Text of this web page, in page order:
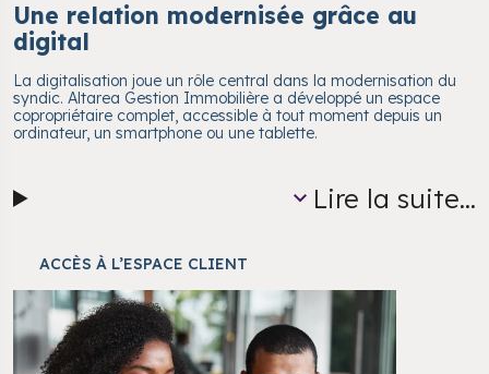
Une relation modernisée grâce au
digital
La digitalisation joue un rôle central dans la modernisation du
syndic. Altarea Gestion Immobilière a développé un espace
copropriétaire complet, accessible à tout moment depuis un
ordinateur, un smartphone ou une tablette.
Lire la suite...
ACCÈS À L’ESPACE CLIENT